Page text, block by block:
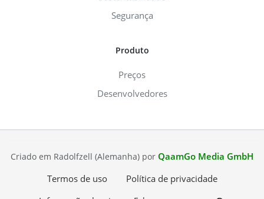
Segurança
Produto
Preços
Desenvolvedores
Criado em Radolfzell (Alemanha) por QaamGo Media GmbH
Termos de uso
Política de privacidade